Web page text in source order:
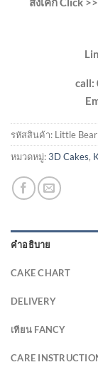
call:
รหัสสินค้า: Little
หมวดหมู่:3D Cakes,
คำอธิบาย
CAKE CHART
DELIVERY
เทียน FANCY
CARE